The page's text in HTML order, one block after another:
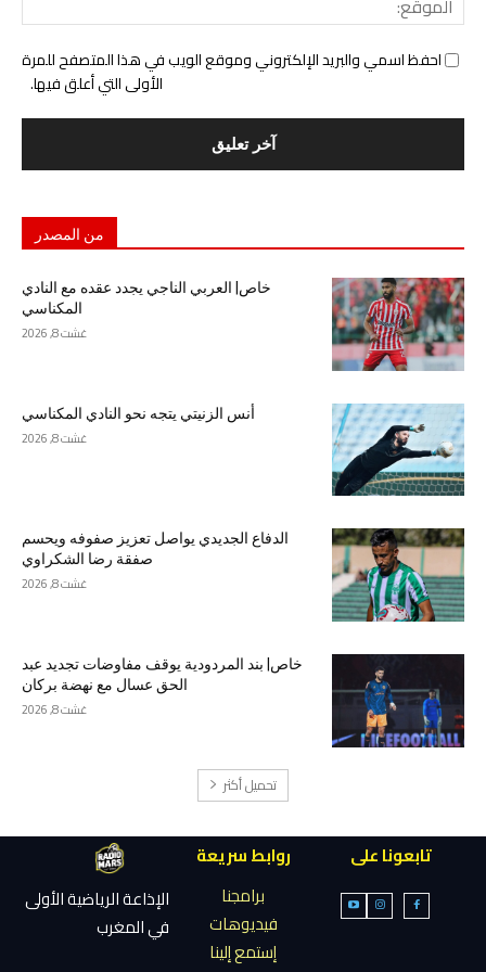
احفظ اسمي والبريد الإلكتروني وموقع الويب في هذا المتصفح للمرة
الأولى التي أعلق فيها.
من المصدر
خاص| العربي الناجي يجدد عقده مع النادي
المكناسي
غشت 8, 2026
أنس الزنيتي يتجه نحو النادي المكناسي
غشت 8, 2026
الدفاع الجديدي يواصل تعزيز صفوفه ويحسم
صفقة رضا الشكراوي
غشت 8, 2026
خاص| بند المردودية يوقف مفاوضات تجديد عبد
الحق عسال مع نهضة بركان
غشت 8, 2026
تحميل أكثر
تابعونا على
روابط سريعة
برامجنا
فيديوهات
إستمع إلينا
الإذاعة الرياضية الأولى
في المغرب